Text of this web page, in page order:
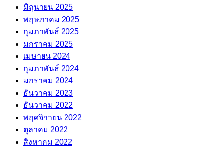
มิถุนายน 2025
พฤษภาคม 2025
กุมภาพันธ์ 2025
มกราคม 2025
เมษายน 2024
กุมภาพันธ์ 2024
มกราคม 2024
ธันวาคม 2023
ธันวาคม 2022
พฤศจิกายน 2022
ตุลาคม 2022
สิงหาคม 2022